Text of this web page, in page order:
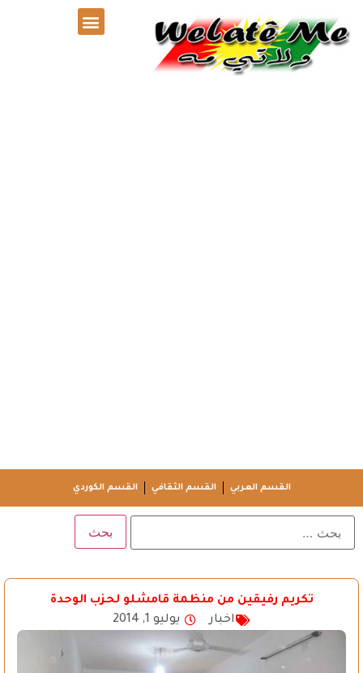
القسم العربي القسم الثقافي القسم الكوردي
تكريم رفيقين من منظمة قامشلو لحزب الوحدة
اخبار
يوليو 1, 2014